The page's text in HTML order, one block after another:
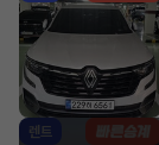
렌트